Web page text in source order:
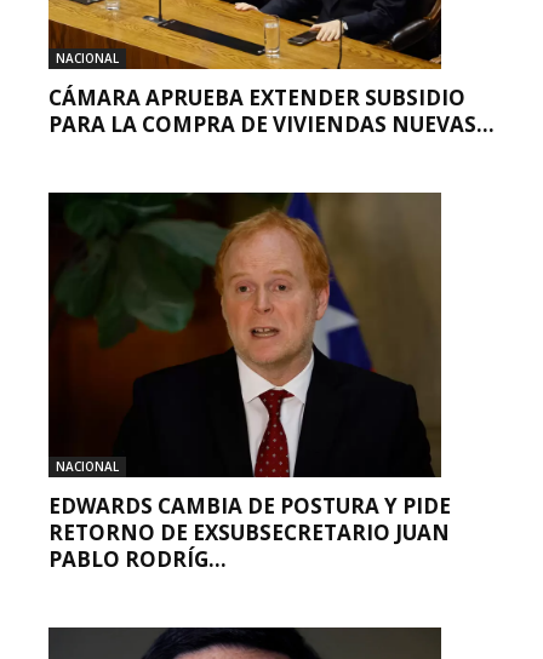
NACIONAL
CÁMARA APRUEBA EXTENDER SUBSIDIO
PARA LA COMPRA DE VIVIENDAS NUEVAS...
NACIONAL
EDWARDS CAMBIA DE POSTURA Y PIDE
RETORNO DE EXSUBSECRETARIO JUAN
PABLO RODRÍG...